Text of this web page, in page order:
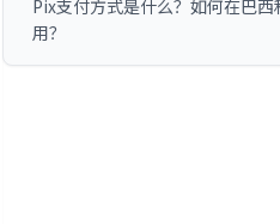
Pix支付方式是什么？如何在巴西
用？